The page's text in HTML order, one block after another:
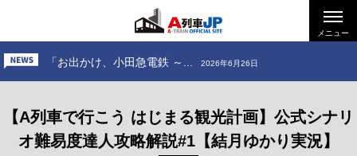
メニュー
「お出かけ、道南いさりび鉄...
「駅がなかった宿場町は、な... 2026年7月10日
「お出かけ、小田急電鉄 ～... 2026年6月26日
【A列車で行こう はじまる観光計画】公式シナリ
オ難易度達人攻略解説#1【結月ゆかり実況】